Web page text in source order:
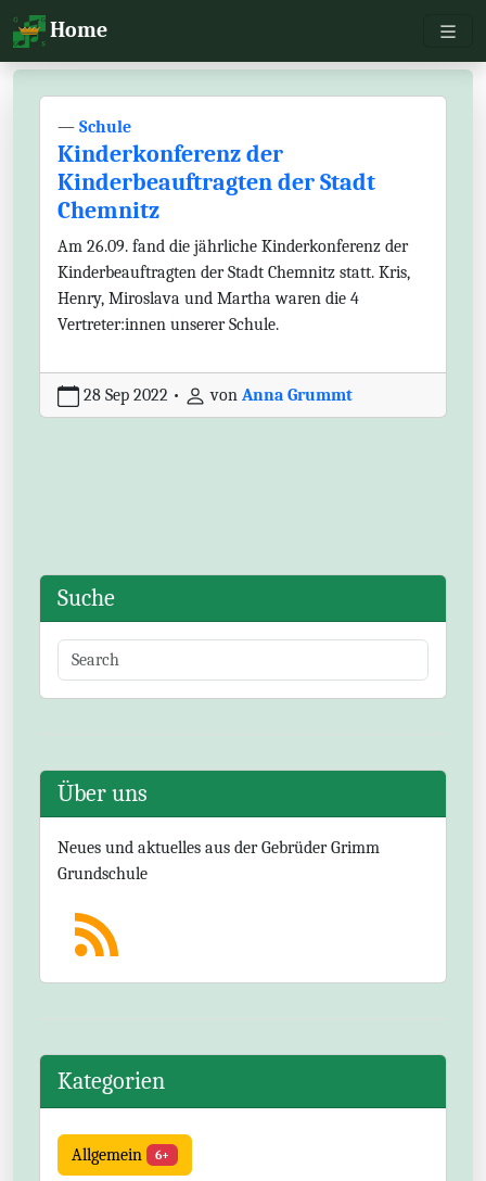
Home
— Schule
Kinderkonferenz der
Kinderbeauftragten der Stadt
Chemnitz
Am 26.09. fand die jährliche Kinderkonferenz der
Kinderbeauftragten der Stadt Chemnitz statt. Kris,
Henry, Miroslava und Martha waren die 4
Vertreter:innen unserer Schule.
28 Sep 2022 • von Anna Grummt
Suche
Über uns
Neues und aktuelles aus der Gebrüder Grimm
Grundschule
Kategorien
Allgemein 6+